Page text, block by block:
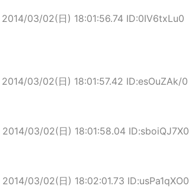
2014/03/02(日) 18:01:56.74 ID:0IV6txLu0
2014/03/02(日) 18:01:57.42 ID:esOuZAk/0
2014/03/02(日) 18:01:58.04 ID:sboiQJ7X0
2014/03/02(日) 18:02:01.73 ID:usPa1qXO0